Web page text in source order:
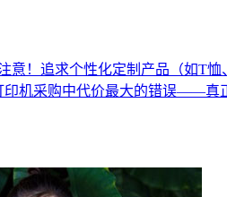
意！追求个性化定制产品（如T
印机采购中代价最大的错误——真